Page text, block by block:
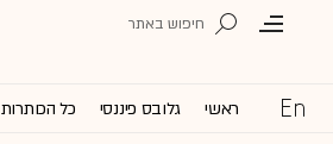
ראשי גלובס פיננסי כל הכותרות